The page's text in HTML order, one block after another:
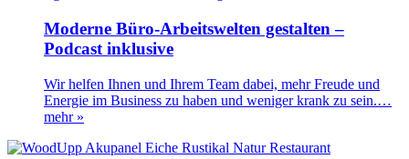
Moderne Büro-Arbeitswelten gestalten –
Podcast inklusive
Wir helfen Ihnen und Ihrem Team dabei, mehr Freude und
Energie im Business zu haben und weniger krank zu sein.…
mehr »